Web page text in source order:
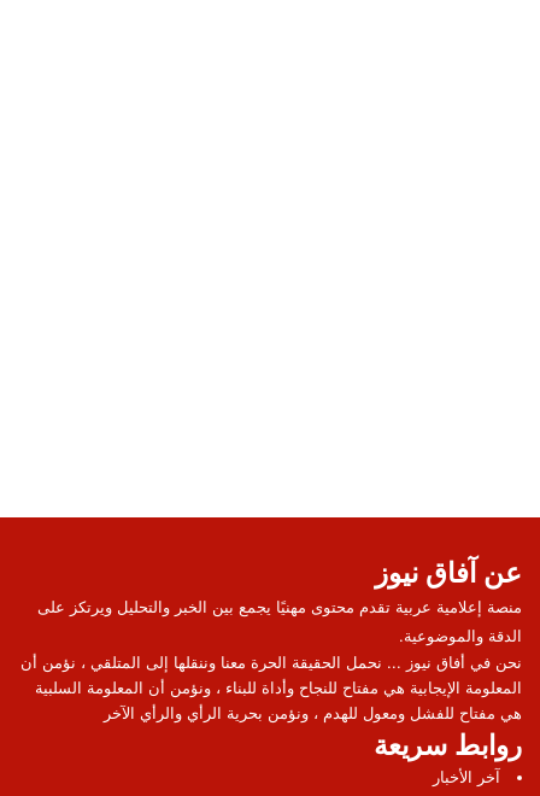
عن آفاق نيوز
منصة إعلامية عربية تقدم محتوى مهنيًا يجمع بين الخبر والتحليل ويرتكز على
الدقة والموضوعية.
نحن في أفاق نيوز ... نحمل الحقيقة الحرة معنا وننقلها إلى المتلقي ، نؤمن أن
المعلومة الإيجابية هي مفتاح للنجاح وأداة للبناء ، ونؤمن أن المعلومة السلبية
هي مفتاح للفشل ومعول للهدم ، ونؤمن بحرية الرأي والرأي الآخر
روابط سريعة
آخر الأخبار